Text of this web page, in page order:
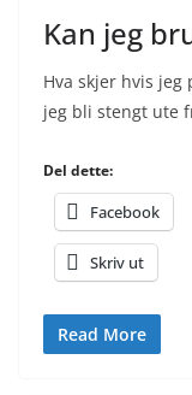
Kan jeg
Hva skjer hvis jeg
jeg bli stengt ute
Del dette:
Facebook
Skriv ut
Read More